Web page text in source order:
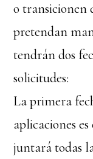
o transicionen
pretendan
tendrán dos
solicitudes:
La primera
aplicaciones
juntará todas